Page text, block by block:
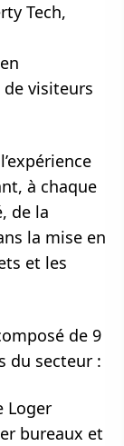
Tech,
visiteurs
à chaque
de la
la mise en
et les
de 9
du secteur :
Loger
bureaux et